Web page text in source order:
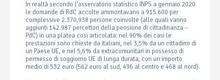
In realtà secondo l’osservatorio statistico INPS a gennaio 2020
le domande di RdC accolte ammontavano a 915.600 per
complessive 2.370.938 persone coinvolte (alle quali vanno
aggiunti 142.987 percettori della pensione di cittadinanza –
PdC) in una platea cosi articolata: nel 90% dei casi le
prestazioni sono chieste da italiani, nel 3,5% da un cittadino di
un Paese UE, e nel 5,6% da extracomunitari in possesso di
permesso di soggiorno UE di lunga durata, con un importo
medio di 532 euro (562 euro al sud, 496 al centro e 468 al nord).